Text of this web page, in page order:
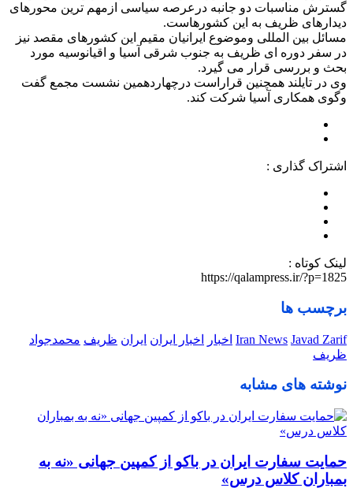
گسترش مناسبات دو جانبه درعرصه سیاسی ازمهم ترین محورهای
دیدارهای ظریف به این کشورهاست.
مسائل بین المللی وموضوع ایرانیان مقیم این کشورهای مقصد نیز
در سفر دوره ای ظریف به جنوب شرقی آسیا و اقیانوسیه مورد
بحث و بررسی قرار می گیرد.
وی در تایلند همچنین قراراست درچهاردهمین نشست مجمع گفت
وگوی همکاری آسیا شرکت کند.
اشتراک گذاری :
لینک کوتاه :
https://qalampress.ir/?p=1825
برچسب ها
Iran News Javad Zarif اخبار اخبار ایران ایران ظریف محمدجواد
ظریف
نوشته های مشابه
حمایت سفارت ایران در باکو از کمپین جهانی «نه به
بمباران کلاس درس»